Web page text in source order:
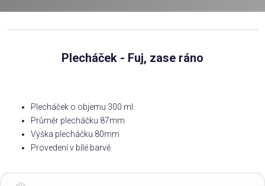
Plecháček - Fuj, zase ráno
Plecháček o objemu 300 ml.
Průměr plecháčku 87mm
Výška plecháčku 80mm
Provedení v bílé barvě